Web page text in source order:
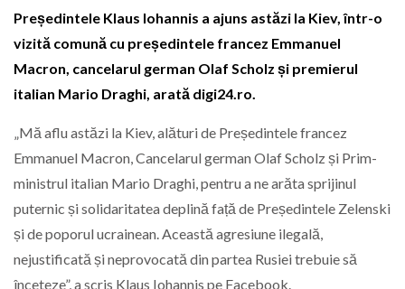
Președintele Klaus Iohannis a ajuns astăzi la Kiev, într-o
vizită comună cu președintele francez Emmanuel
Macron, cancelarul german Olaf Scholz și premierul
italian Mario Draghi, arată digi24.ro.
„Mă aflu astăzi la Kiev, alături de Președintele francez
Emmanuel Macron, Cancelarul german Olaf Scholz și Prim-
ministrul italian Mario Draghi, pentru a ne arăta sprijinul
puternic și solidaritatea deplină față de Președintele Zelenski
și de poporul ucrainean. Această agresiune ilegală,
nejustificată și neprovocată din partea Rusiei trebuie să
înceteze”, a scris Klaus Iohannis pe Facebook.